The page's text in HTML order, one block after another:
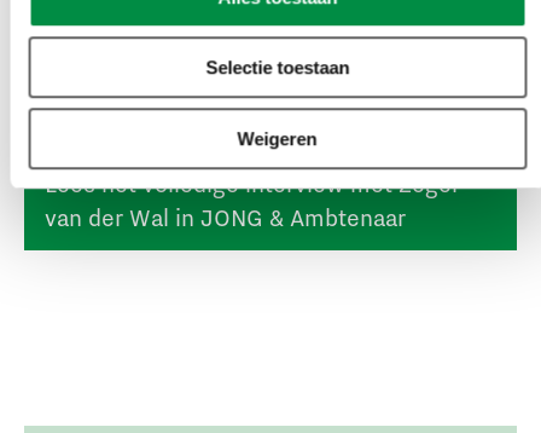
Selectie toestaan
Weigeren
congressen.
Lees het volledige interview met Zeger
van der Wal in JONG & Ambtenaar